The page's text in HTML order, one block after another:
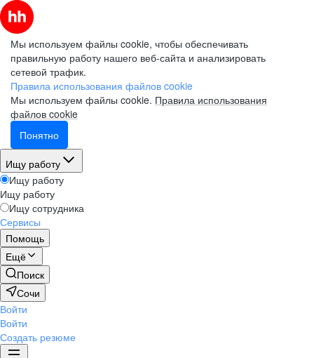
Мы используем файлы cookie, чтобы обеспечивать
правильную работу нашего веб-сайта и анализировать
сетевой трафик.
Правила использования файлов cookie
Мы используем файлы cookie. Правила использования
файлов cookie
Понятно
Ищу работу
Ищу работу
Ищу работу
Ищу сотрудника
Сервисы
Помощь
Ещё
Поиск
Сочи
Войти
Войти
Создать резюме